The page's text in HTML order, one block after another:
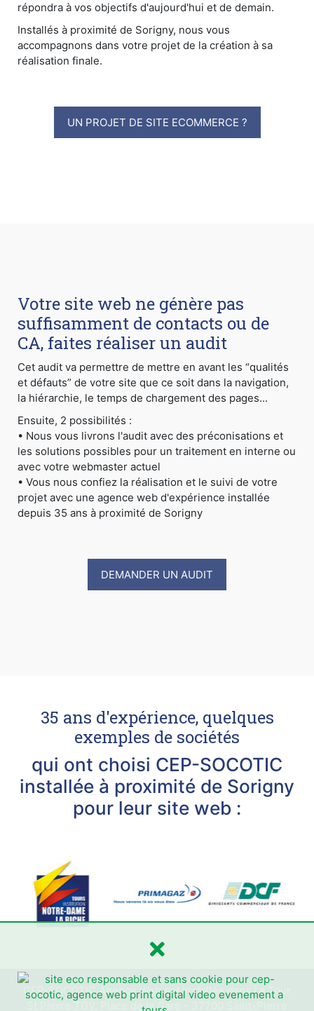
répondra à vos objectifs d'aujourd'hui et de demain.
Installés à proximité de Sorigny, nous vous
accompagnons dans votre projet de la création à sa
réalisation finale.
UN PROJET DE SITE ECOMMERCE ?
Votre site web ne génère pas
suffisamment de contacts ou de
CA, faites réaliser un audit
Cet audit va permettre de mettre en avant les “qualités
et défauts” de votre site que ce soit dans la navigation,
la hiérarchie, le temps de chargement des pages...
Ensuite, 2 possibilités :
• Nous vous livrons l'audit avec des préconisations et
les solutions possibles pour un traitement en interne ou
avec votre webmaster actuel
• Vous nous confiez la réalisation et le suivi de votre
projet avec une agence web d'expérience installée
depuis 35 ans à proximité de Sorigny
DEMANDER UN AUDIT
35 ans d'expérience, quelques
exemples de sociétés
qui ont choisi CEP-SOCOTIC
installée à proximité de Sorigny
pour leur site web :
CEP-SOCOTIC Agence Web est installée dans La Tour
St Pierre TGV, Place de la Gare - 37700 Saint-Pierre